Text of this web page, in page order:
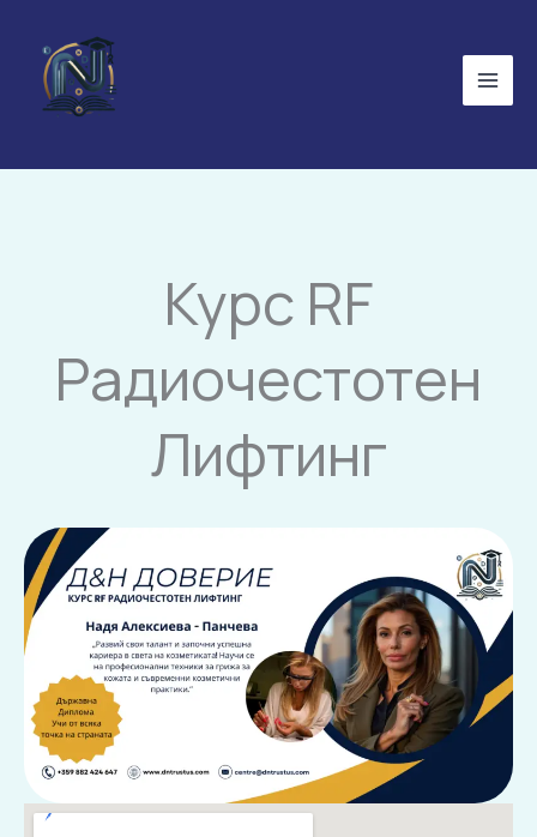
content
Курс RF
Радиочестотен
Лифтинг